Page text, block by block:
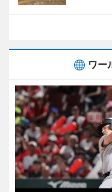
ワー